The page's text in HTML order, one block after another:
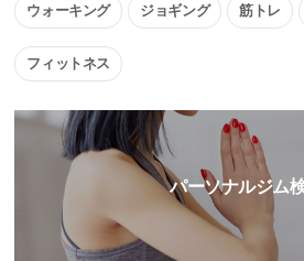
ウォーキング ジョギング 筋トレ
フィットネス
パーソナルジム